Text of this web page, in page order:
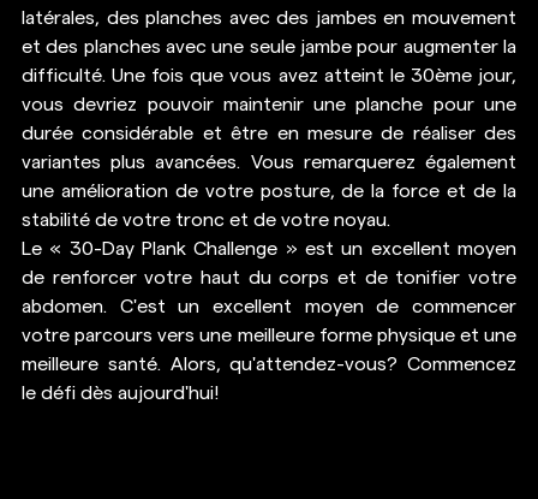
latérales, des planches avec des jambes en mouvement
et des planches avec une seule jambe pour augmenter la
difficulté. Une fois que vous avez atteint le 30ème jour,
vous devriez pouvoir maintenir une planche pour une
durée considérable et être en mesure de réaliser des
variantes plus avancées. Vous remarquerez également
une amélioration de votre posture, de la force et de la
stabilité de votre tronc et de votre noyau.
Le « 30-Day Plank Challenge » est un excellent moyen
de renforcer votre haut du corps et de tonifier votre
abdomen. C'est un excellent moyen de commencer
votre parcours vers une meilleure forme physique et une
meilleure santé. Alors, qu'attendez-vous? Commencez
le défi dès aujourd'hui!